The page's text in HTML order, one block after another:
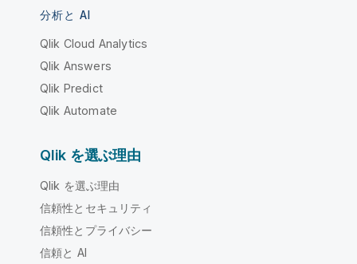
分析と AI
Qlik Cloud Analytics
Qlik Answers
Qlik Predict
Qlik Automate
Qlik を選ぶ理由
Qlik を選ぶ理由
信頼性とセキュリティ
信頼性とプライバシー
信頼と AI